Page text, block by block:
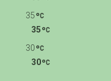
35
35
30
30